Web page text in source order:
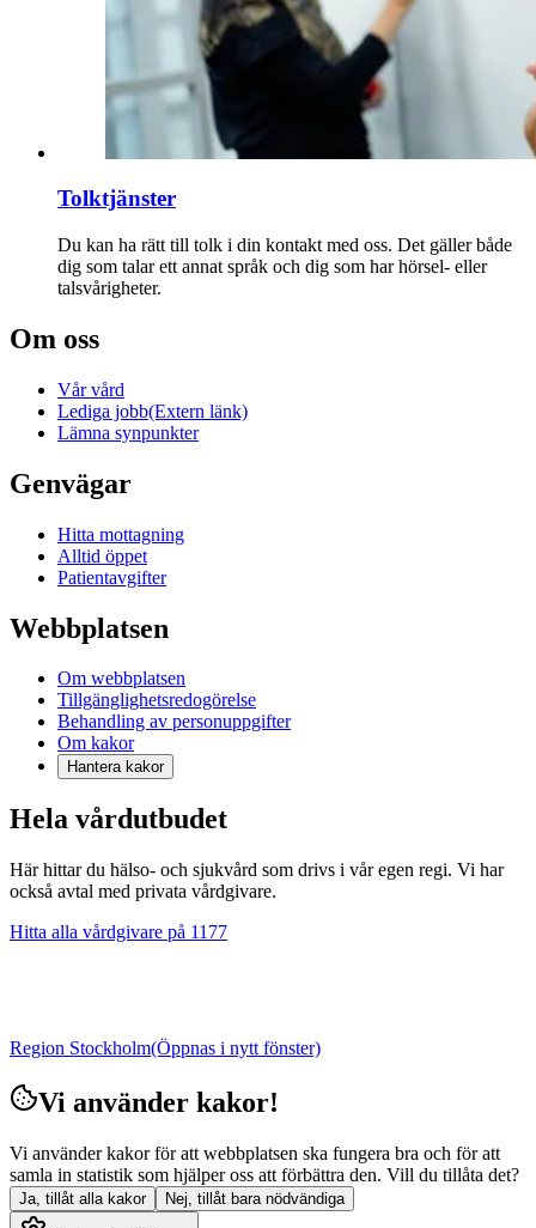
Tolktjänster
Du kan ha rätt till tolk i din kontakt med oss. Det gäller både
dig som talar ett annat språk och dig som har hörsel- eller
talsvårigheter.
Om oss
Vår vård
Lediga jobb(Extern länk)
Lämna synpunkter
Genvägar
Hitta mottagning
Alltid öppet
Patientavgifter
Webbplatsen
Om webbplatsen
Tillgänglighetsredogörelse
Behandling av personuppgifter
Om kakor
Hantera kakor
Hela vårdutbudet
Här hittar du hälso- och sjukvård som drivs i vår egen regi. Vi har
också avtal med privata vårdgivare.
Hitta alla vårdgivare på 1177
Region Stockholm(Öppnas i nytt fönster)
Vi använder kakor!
Vi använder kakor för att webbplatsen ska fungera bra och för att
samla in statistik som hjälper oss att förbättra den. Vill du tillåta det?
Ja, tillåt alla kakor Nej, tillåt bara nödvändiga